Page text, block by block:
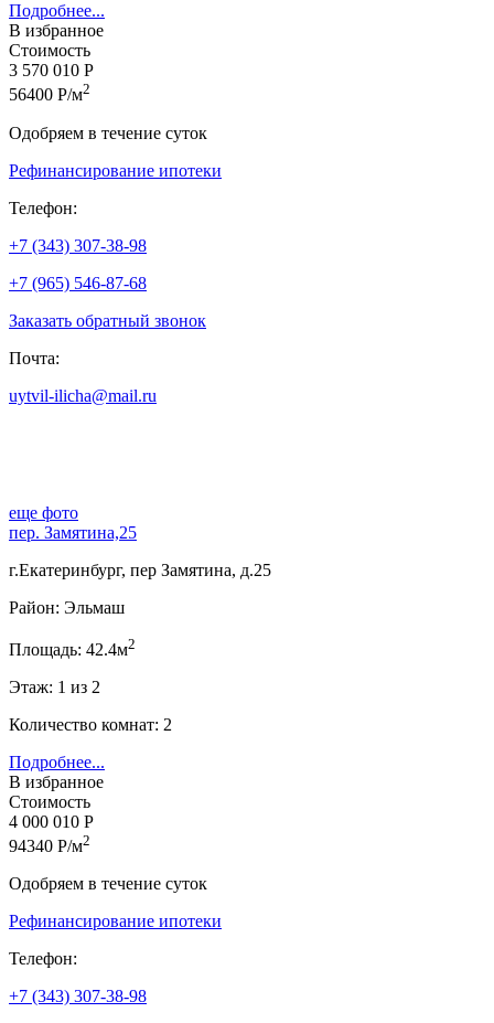
Подробнее...
В избранное
Стоимость
3 570 010 Р
56400 Р/м2
Одобряем в течение суток
Рефинансирование ипотеки
Телефон:
+7 (343) 307-38-98
+7 (965) 546-87-68
Заказать обратный звонок
Почта:
uytvil-ilicha@mail.ru
еще фото
пер. Замятина,25
г.Екатеринбург, пер Замятина, д.25
Район: Эльмаш
Площадь: 42.4м2
Этаж: 1 из 2
Количество комнат: 2
Подробнее...
В избранное
Стоимость
4 000 010 Р
94340 Р/м2
Одобряем в течение суток
Рефинансирование ипотеки
Телефон:
+7 (343) 307-38-98